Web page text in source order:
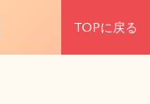
TOPに戻る